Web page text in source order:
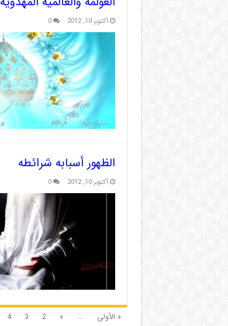
أكتوبر 10, 2012 0
الظهور أسبابه شرائطه
أكتوبر 10, 2012 0
« الأولى ...
«
2
3
4